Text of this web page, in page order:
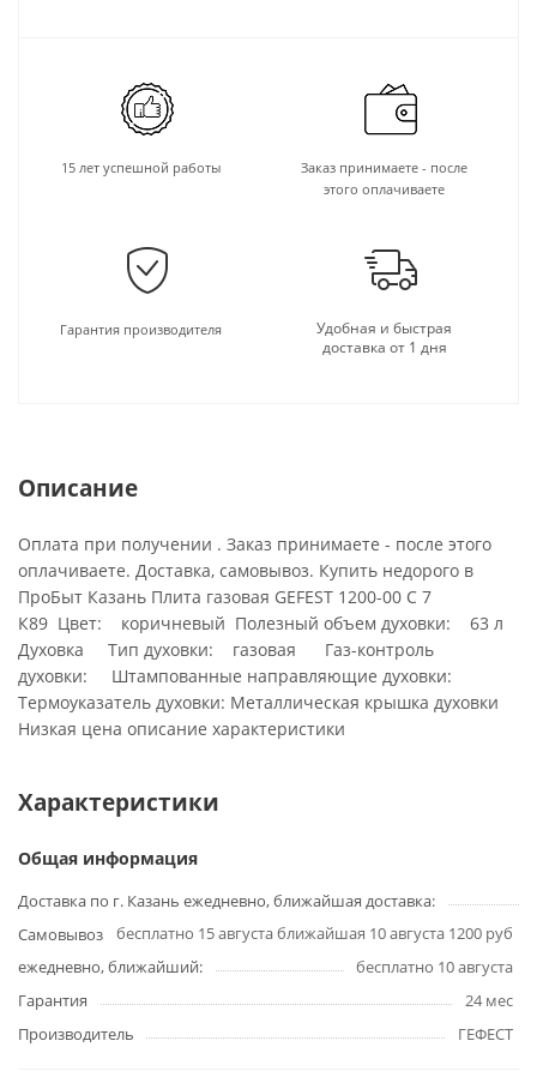
15 лет успешной работы
Заказ принимаете - после
этого оплачиваете
Гарантия производителя
Удобная и быстрая
доставка от 1 дня
Описание
Оплата при получении . Заказ принимаете - после этого
оплачиваете. Доставка, самовывоз. Купить недорого в
ПроБыт Казань Плита газовая GEFEST 1200-00 С 7
К89 Цвет: коричневый Полезный объем духовки: 63 л
Духовка Тип духовки: газовая Газ-контроль
духовки: Штампованные направляющие духовки:
Термоуказатель духовки: Металлическая крышка духовки
Низкая цена описание характеристики
Характеристики
Общая информация
Доставка по г. Казань ежедневно, ближайшая доставка:
бесплатно 15 августа ближайшая 10 августа 1200 руб
Самовывоз
ежедневно, ближайший:
бесплатно 10 августа
Гарантия
24 мес
Производитель
ГЕФЕСТ